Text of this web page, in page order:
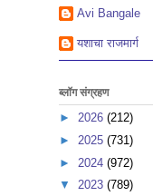
Avi Bangale
यशाचा राजमार्ग
ब्लॉग संग्रहण
► 2026 (212)
► 2025 (731)
► 2024 (972)
▼ 2023 (789)